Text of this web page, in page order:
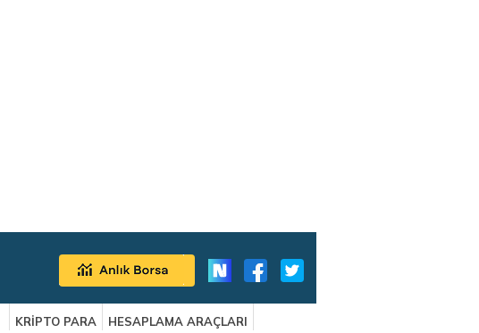
KRİPTO PARA
HESAPLAMA ARAÇLARI